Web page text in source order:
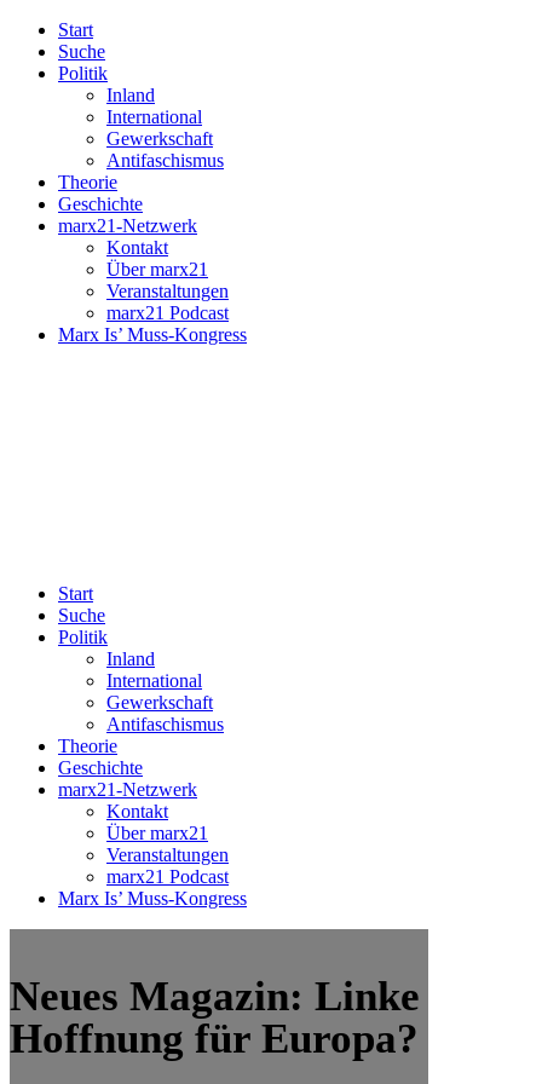
Start
Suche
Politik
Inland
International
Gewerkschaft
Antifaschismus
Theorie
Geschichte
marx21-Netzwerk
Kontakt
Über marx21
Veranstaltungen
marx21 Podcast
Marx Is’ Muss-Kongress
Start
Suche
Politik
Inland
International
Gewerkschaft
Antifaschismus
Theorie
Geschichte
marx21-Netzwerk
Kontakt
Über marx21
Veranstaltungen
marx21 Podcast
Marx Is’ Muss-Kongress
Neues Magazin: Linke
Hoffnung für Europa?